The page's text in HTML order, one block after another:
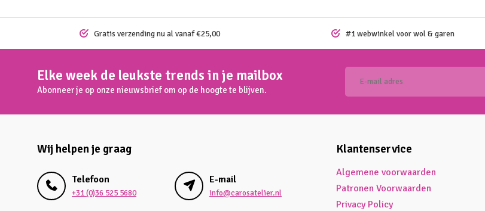
Gratis verzending nu al vanaf €25,00 #1 webwinkel voor wol & garen
Elke week de leukste trends in je mailbox
Abonneer je op onze nieuwsbrief om op de hoogte te blijven.
Wij helpen je graag
Telefoon
+31 (0)36 525 5680
E-mail
info@carosatelier.nl
Klantenservice
Algemene voorwaarden
Patronen Voorwaarden
Privacy Policy